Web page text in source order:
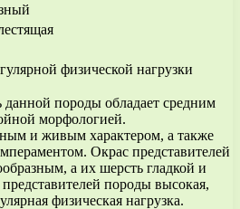
физической нагрузки
породы обладает средним
морфологией.
и живым характером, а также
Окрас представителей
а их шерсть гладкой и
породы высокая,
физическая нагрузка.